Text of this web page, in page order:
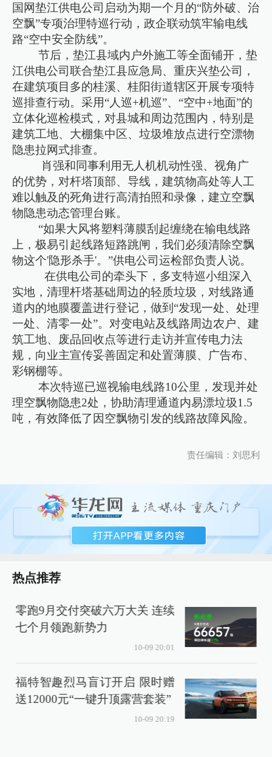
国网垫江供电公司启动为期一个月的“防外破、治
空飘”专项治理特巡行动，政企联动筑牢输电线
路“空中安全防线”。
节后，垫江县域内户外施工等全面铺开，垫
江供电公司联合垫江县应急局、重庆兴垫公司，
在建筑项目多的桂溪、桂阳街道辖区开展专项特
巡排查行动。采用“人巡+机巡”、“空中+地面”的
立体化巡检模式，对县城和周边范围内，特别是
建筑工地、大棚集中区、垃圾堆放点进行空漂物
隐患拉网式排查。
肖强和同事利用无人机机动性强、视角广
的优势，对杆塔顶部、导线，建筑物高处等人工
难以触及的死角进行高清拍照和录像，建立空飘
物隐患动态管理台账。
“如果大风将塑料薄膜刮起缠绕在输电线路
上，极易引起线路短路跳闸，我们必须清除空飘
物这个'隐形杀手'。”供电公司运检部负责人说。
在供电公司的牵头下，多支特巡小组深入
实地，清理杆塔基础周边的轻质垃圾，对线路通
道内的地膜覆盖进行登记，做到“发现一处、处理
一处、清零一处”。对变电站及线路周边农户、建
筑工地、废品回收点等进行走访并宣传电力法
规，向业主宣传妥善固定和处置薄膜、广告布、
彩钢棚等。
本次特巡已巡视输电线路10公里，发现并处
理空飘物隐患2处，协助清理通道内易漂垃圾1.5
吨，有效降低了因空飘物引发的线路故障风险。
责任编辑：刘思利
热点推荐
零跑9月交付突破六万大关 连续
七个月领跑新势力
10-09 20:01
福特智趣烈马盲订开启 限时赠
送12000元“一键升顶露营套装”
10-09 20:19